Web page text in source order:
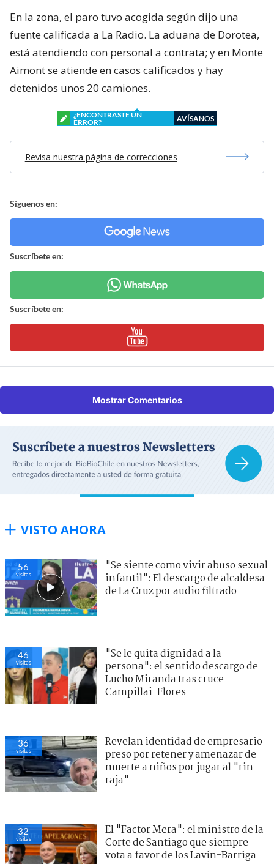
En la zona, el paro tuvo acogida según dijo una
fuente calificada a La Radio. La aduana de Dorotea,
está atendiendo con personal a contrata; y en Monte
Aimont se atiende en casos calificados y hay
detenidos unos 20 camiones.
¿ENCONTRASTE UN
ERROR?
AVÍSANOS
Revisa nuestra página de correcciones
Síguenos en:
Suscríbete en:
Suscríbete en:
Mostrar Comentarios
VISTO AHORA
56
visitas
"Se siente como vivir abuso sexual
infantil": El descargo de alcaldesa
de La Cruz por audio filtrado
46
visitas
"Se le quita dignidad a la
persona": el sentido descargo de
Lucho Miranda tras cruce
Campillai-Flores
36
visitas
Revelan identidad de empresario
preso por retener y amenazar de
muerte a niños por jugar al "rin
raja"
32
visitas
El "Factor Mera": el ministro de la
Corte de Santiago que siempre
vota a favor de los Lavín-Barriga